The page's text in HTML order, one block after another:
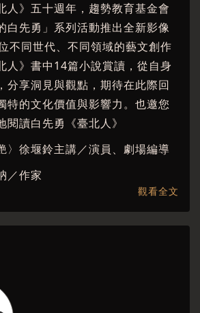
人》五十週年，趨勢教育基金會
白先勇」系列活動推出全新影像
不同世代、不同領域的藝文創作
人》書中14篇小說賞讀，從自身
分享洞見與觀點，期待在此際回
特的文化價值與影響力。也邀您
閱讀白先勇《臺北人》
〉徐堰鈴主講／演員、劇場編導
／作家
一夜〉楊佳嫻／詩人、文學評論
的杜鵑花〉楊富閔／小說家
潔／小說家、編劇
耀／演員
觀看全文